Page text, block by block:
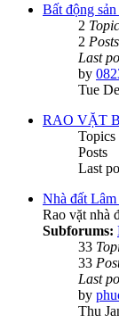
Bất động
2
2 Posts
Last
by
Tue
RAO VẶT
Topics
Posts
Last
Nhà đất
Rao vặt nhà
Subforums:
33
33
Last
by
Thu